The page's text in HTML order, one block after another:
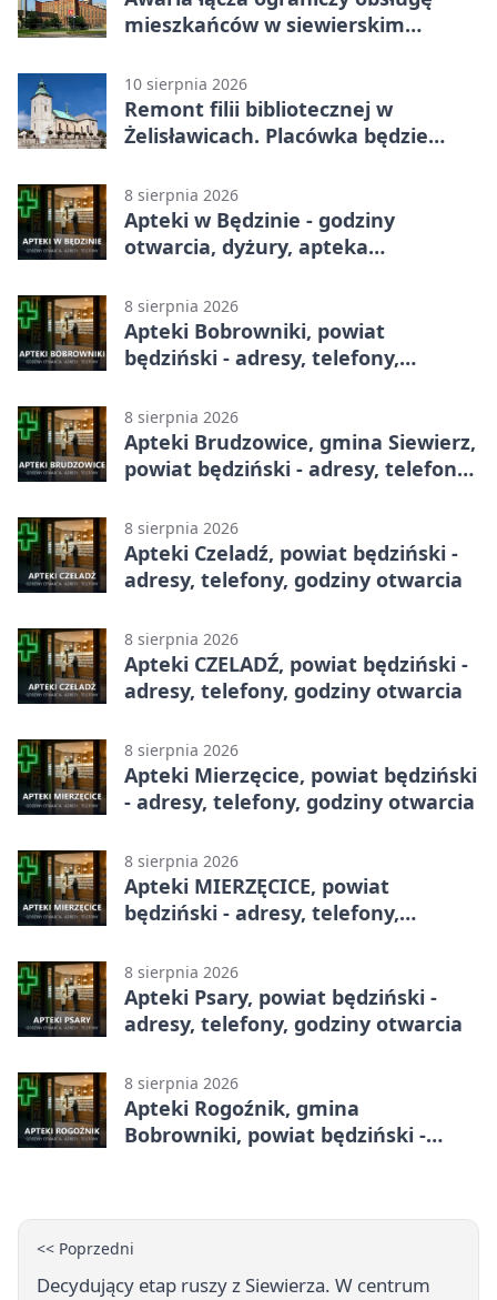
mieszkańców w siewierskim
10 sierpnia 2026
Remont filii bibliotecznej w
Żelisławicach. Placówka będzie
8 sierpnia 2026
Apteki w Będzinie - godziny
otwarcia, dyżury, apteka
8 sierpnia 2026
Apteki Bobrowniki, powiat
będziński - adresy, telefony,
8 sierpnia 2026
Apteki Brudzowice, gmina Siewierz,
powiat będziński - adresy, telefony,
8 sierpnia 2026
Apteki Czeladź, powiat będziński -
adresy, telefony, godziny otwarcia
8 sierpnia 2026
Apteki CZELADŹ, powiat będziński -
adresy, telefony, godziny otwarcia
8 sierpnia 2026
Apteki Mierzęcice, powiat będziński
- adresy, telefony, godziny otwarcia
8 sierpnia 2026
Apteki MIERZĘCICE, powiat
będziński - adresy, telefony,
8 sierpnia 2026
Apteki Psary, powiat będziński -
adresy, telefony, godziny otwarcia
8 sierpnia 2026
Apteki Rogoźnik, gmina
Bobrowniki, powiat będziński -
<< Poprzedni
Decydujący etap ruszy z Siewierza. W centrum